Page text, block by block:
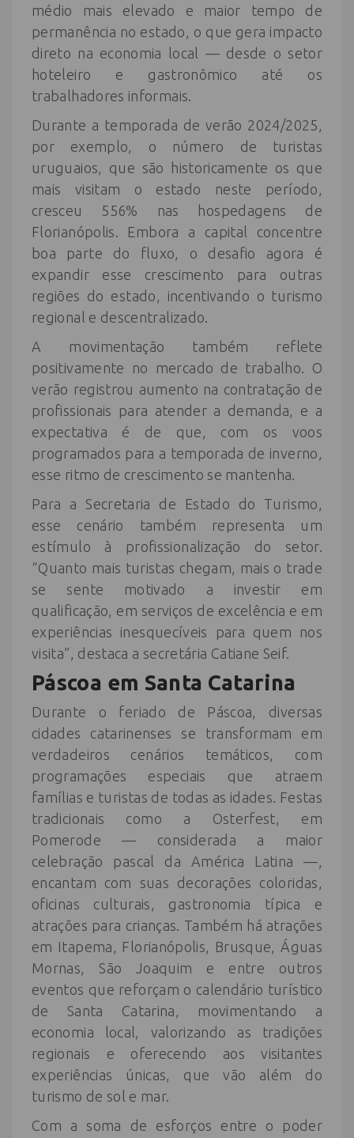
médio mais elevado e maior tempo de
permanência no estado, o que gera impacto
direto na economia local — desde o setor
hoteleiro e gastronômico até os
trabalhadores informais.
Durante a temporada de verão 2024/2025,
por exemplo, o número de turistas
uruguaios, que são historicamente os que
mais visitam o estado neste período,
cresceu 556% nas hospedagens de
Florianópolis. Embora a capital concentre
boa parte do fluxo, o desafio agora é
expandir esse crescimento para outras
regiões do estado, incentivando o turismo
regional e descentralizado.
A movimentação também reflete
positivamente no mercado de trabalho. O
verão registrou aumento na contratação de
profissionais para atender a demanda, e a
expectativa é de que, com os voos
programados para a temporada de inverno,
esse ritmo de crescimento se mantenha.
Para a Secretaria de Estado do Turismo,
esse cenário também representa um
estímulo à profissionalização do setor.
“Quanto mais turistas chegam, mais o trade
se sente motivado a investir em
qualificação, em serviços de excelência e em
experiências inesquecíveis para quem nos
visita”, destaca a secretária Catiane Seif.
Páscoa em Santa Catarina
Durante o feriado de Páscoa, diversas
cidades catarinenses se transformam em
verdadeiros cenários temáticos, com
programações especiais que atraem
famílias e turistas de todas as idades. Festas
tradicionais como a Osterfest, em
Pomerode — considerada a maior
celebração pascal da América Latina —,
encantam com suas decorações coloridas,
oficinas culturais, gastronomia típica e
atrações para crianças. Também há atrações
em Itapema, Florianópolis, Brusque, Águas
Mornas, São Joaquim e entre outros
eventos que reforçam o calendário turístico
de Santa Catarina, movimentando a
economia local, valorizando as tradições
regionais e oferecendo aos visitantes
experiências únicas, que vão além do
turismo de sol e mar.
Com a soma de esforços entre o poder